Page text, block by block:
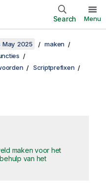
Search Menu
May 2025
maken
Scriptprefixen
maken voor het
van het